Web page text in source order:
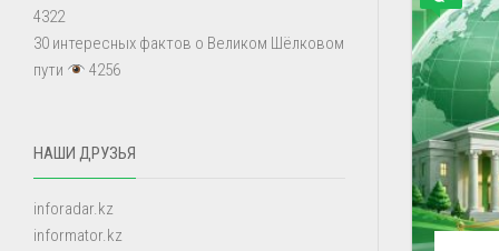
4322
30 интересных фактов о Великом Шёлковом
пути
4256
НАШИ ДРУЗЬЯ
inforadar.kz
informator.kz